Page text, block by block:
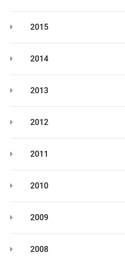
2015
2014
2013
2012
2011
2010
2009
2008